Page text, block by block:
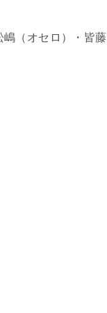
（オセロ）・皆藤